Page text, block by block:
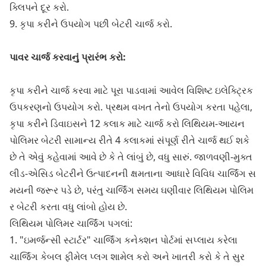
ક્લિપને દૂર કરો.
9. કૃપા કરીને ઉપયોગ પછી બેટરી ચાર્જ કરો.
પાવર ચાર્જ કરવાનું પ્રારંભ કરો:
કૃપા કરીને ચાર્જ કરવા માટે પૂરા પાડવામાં આવેલ વિશિષ્ટ ઇલેક્ટ્રિક
ઉપકરણનો ઉપયોગ કરો. પ્રથમ વખત તેનો ઉપયોગ કરતા પહેલા,
કૃપા કરીને ડિવાઇસને 12 કલાક માટે ચાર્જ કરો લિથિયમ-આયન
પોલિમર બેટરી સામાન્ય રીતે 4 કલાકમાં સંપૂર્ણ રીતે ચાર્જ થઈ શકે
છે તે એવું કહેવામાં આવે છે કે તે લાંબું છે, વધુ સારું. જાળવણી-મુક્ત
લીડ-એસિડ બેટરીને ઉત્પાદનની ક્ષમતાના આધારે વિવિધ ચાર્જિંગ સ
મયની જરૂર પડે છે, પરંતુ ચાર્જિંગ સમય ઘણીવાર લિથિયમ પોલિમ
ર બેટરી કરતા વધુ લાંબો હોય છે.
લિથિયમ પોલિમર ચાર્જિંગ પગલાં:
1. "ઇમર્જન્સી સ્ટાર્ટર" ચાર્જિંગ કનેક્શન પોર્ટમાં સપ્લાય કરેલા
ચાર્જિંગ કેબલ ફીમેલ પ્લગ શામેલ કરો અને ખાતરી કરો કે તે સુર